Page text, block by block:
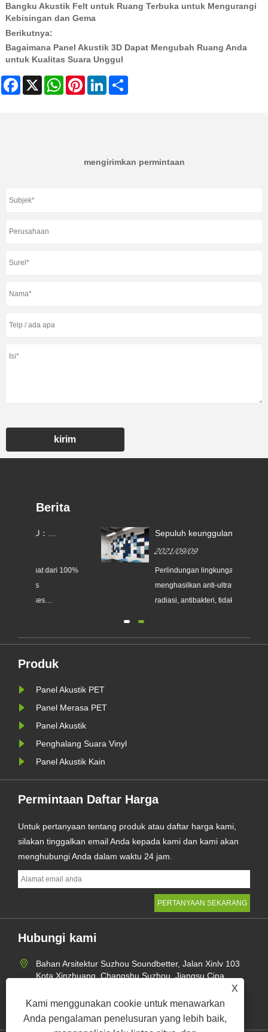
Bangku Akustik Felt untuk Ruang Terbuka untuk Mengurangi
Kebisingan dan Gema
Berikutnya:
Bagaimana Panel Akustik 3D Dapat Mengubah Ruang Anda
untuk Kualitas Suara Unggul
Facebook WhatsAppPinterestLinkedIn
mengirimkan permintaan
kirim
X
Kami menggunakan cookie untuk menawarkan
Anda pengalaman penelusuran yang lebih baik,
Berita
Sepuluh keunggulan panel
penyerap suara.
2021/09/09
Perlindungan lingkungan: Ini
menghasilkan anti-ultraviolet, non-
radiasi, antibakteri, tidak ada
emisi,
Produk
Panel Akustik PET
Panel Merasa PET
Panel Akustik
Penghalang Suara Vinyl
Panel Akustik Kain
Permintaan Daftar Harga
Untuk pertanyaan tentang produk atau daftar harga kami,
silakan tinggalkan email Anda kepada kami dan kami akan
menghubungi Anda dalam waktu 24 jam.
Hubungi kami
Bahan Arsitektur Suzhou Soundbetter, Jalan Xinlv 103
Kota Xinzhuang, Changshu Suzhou, Jiangsu Cina
jane@soundbetter.cn